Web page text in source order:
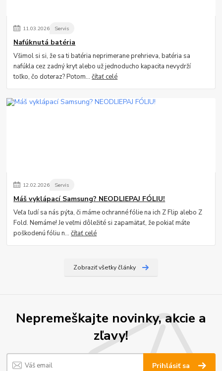
11.03.2026 Servis
Nafúknutá batéria
Všimol si si, že sa ti batéria neprimerane prehrieva, batéria sa
nafúkla cez zadný kryt alebo už jednoducho kapacita nevydrží
toľko, čo doteraz? Potom...čítať celé
12.02.2026 Servis
Máš vyklápací Samsung? NEODLIEPAJ FÓLIU!
Veľa ľudí sa nás pýta, či máme ochranné fólie na ich Z Flip alebo Z
Fold. Nemáme! Je veľmi dôležité si zapamätať, že pokiaľ máte
poškodenú fóliu n...čítať celé
Zobraziť všetky články
Nepremeškajte novinky, akcie a
zľavy!
Prihlásiť sa